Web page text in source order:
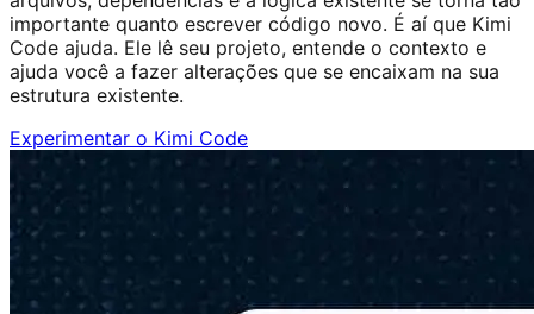
importante quanto escrever código novo. É aí que Kimi
Code ajuda. Ele lê seu projeto, entende o contexto e
ajuda você a fazer alterações que se encaixam na sua
estrutura existente.
Experimentar o Kimi Code